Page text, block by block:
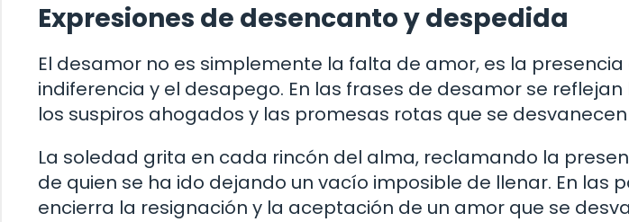
Expresiones de desencanto y despedida
El desamor no es simplemente la falta de amor, es la
indiferencia y el desapego. En las frases de desamor se
los suspiros ahogados y las promesas rotas que se
La soledad grita en cada rincón del alma, reclamando la
de quien se ha ido dejando un vacío imposible de llenar. En las
encierra la resignación y la aceptación de un amor que se